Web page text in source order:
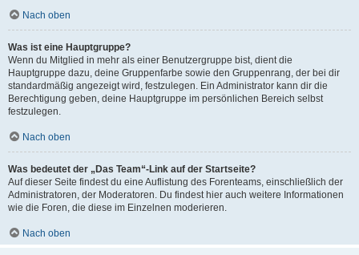
Nach oben
Was ist eine Hauptgruppe?
Wenn du Mitglied in mehr als einer Benutzergruppe bist, dient die
Hauptgruppe dazu, deine Gruppenfarbe sowie den Gruppenrang, der bei dir
standardmäßig angezeigt wird, festzulegen. Ein Administrator kann dir die
Berechtigung geben, deine Hauptgruppe im persönlichen Bereich selbst
festzulegen.
Nach oben
Was bedeutet der „Das Team“-Link auf der Startseite?
Auf dieser Seite findest du eine Auflistung des Forenteams, einschließlich der
Administratoren, der Moderatoren. Du findest hier auch weitere Informationen
wie die Foren, die diese im Einzelnen moderieren.
Nach oben